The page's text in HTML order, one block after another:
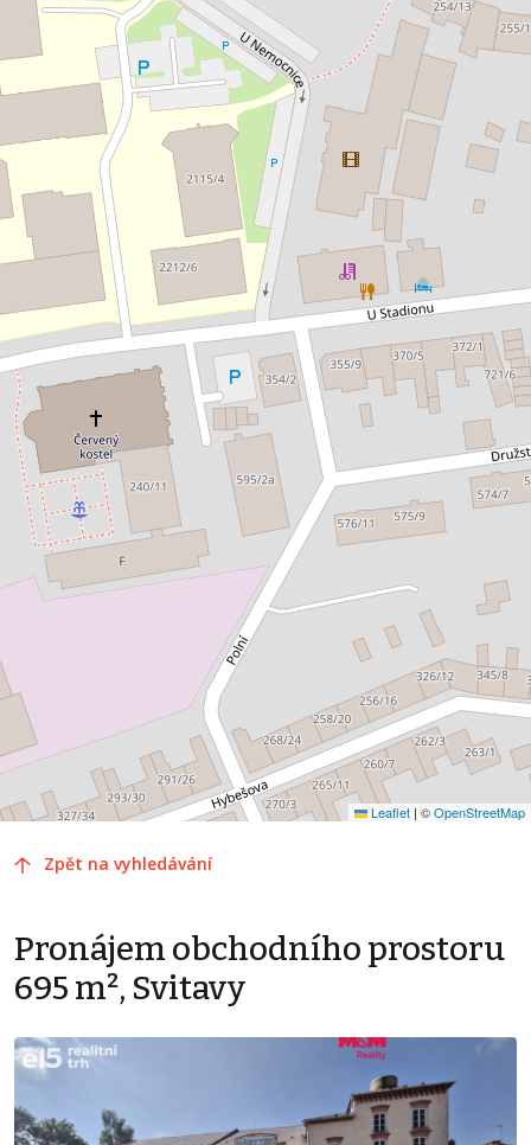
Leaflet | ©OpenStreetMap
Zpět na vyhledávání
Pronájem obchodního prostoru
695 m², Svitavy